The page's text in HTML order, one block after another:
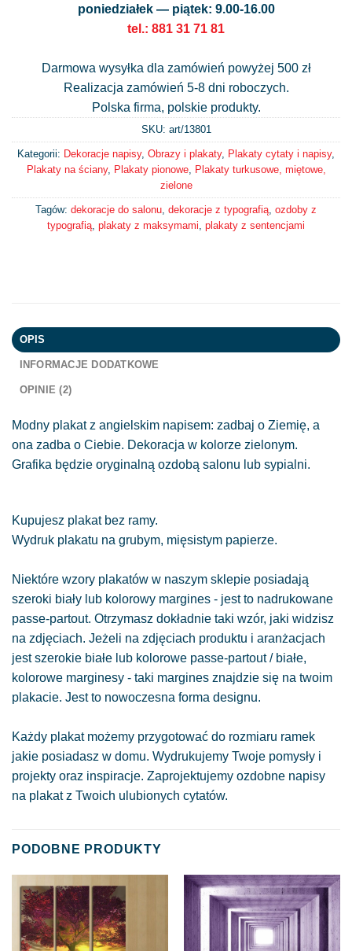
poniedziałek — piątek: 9.00-16.00
tel.: 881 31 71 81
Darmowa wysyłka dla zamówień powyżej 500 zł
Realizacja zamówień 5-8 dni roboczych.
Polska firma, polskie produkty.
SKU: art/13801
Kategorii: Dekoracje napisy, Obrazy i plakaty, Plakaty cytaty i napisy,
Plakaty na ściany, Plakaty pionowe,
Plakaty turkusowe, miętowe,
zielone
Tagów: dekoracje do salonu dekoracje z typografią ozdoby z
typografią plakaty z maksymami plakaty z sentencjami
OPIS
INFORMACJE DODATKOWE
OPINIE (2)
Modny plakat z angielskim napisem: zadbaj o Ziemię, a
ona zadba o Ciebie. Dekoracja w kolorze zielonym.
Grafika będzie oryginalną ozdobą salonu lub sypialni.
Kupujesz plakat bez ramy.
Wydruk plakatu na grubym, mięsistym papierze.
Niektóre wzory plakatów w naszym sklepie posiadają
szeroki biały lub kolorowy margines - jest to nadrukowane
passe-partout. Otrzymasz dokładnie taki wzór, jaki widzisz
na zdjęciach. Jeżeli na zdjęciach produktu i aranżacjach
jest szerokie białe lub kolorowe passe-partout / białe,
kolorowe marginesy - taki margines znajdzie się na twoim
plakacie. Jest to nowoczesna forma designu.
Każdy plakat możemy przygotować do rozmiaru ramek
jakie posiadasz w domu. Wydrukujemy Twoje pomysły i
projekty oraz inspiracje. Zaprojektujemy ozdobne napisy
na plakat z Twoich ulubionych cytatów.
PODOBNE PRODUKTY